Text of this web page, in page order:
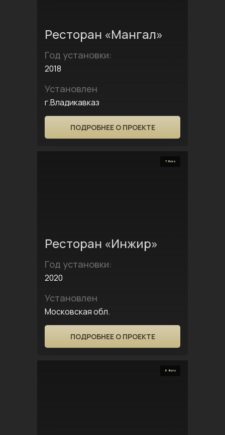
Ресторан «Мангал»
Год установки:
2018
Установлен
г.Владикавказ
ПОДРОБНЕЕ О ПРОЕКТЕ
7 Фото
Ресторан «Инжир»
Год установки:
2020
Установлен
Московская обл.
ПОДРОБНЕЕ О ПРОЕКТЕ
6 Фото